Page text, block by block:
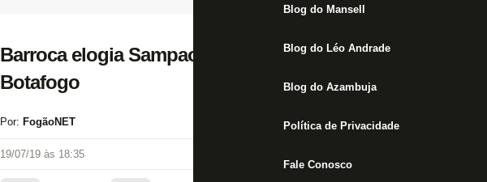
Blog do Mansell
Blog do Léo Andrade
Blog do Azambuja
Política de Privacidade
Fale Conosco
Barroca elogia Sampaoli e diz que focou na evolução do
Botafogo
Por: FogãoNET
19/07/19 às 18:35